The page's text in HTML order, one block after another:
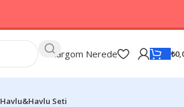
Kargom Nerede ₺
Havlu&Havlu Seti